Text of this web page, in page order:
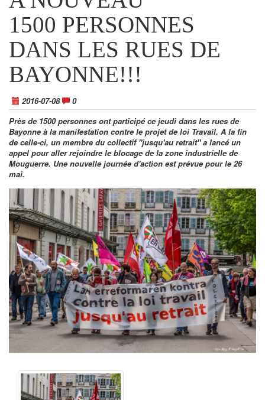
1500 PERSONNES
DANS LES RUES DE
BAYONNE!!!
2016-07-08
0
Près de 1500 personnes ont participé ce jeudi dans les rues de
Bayonne à la manifestation contre le projet de loi Travail. A la fin
de celle-ci, un membre du collectif "jusqu'au retrait" a lancé un
appel pour aller rejoindre le blocage de la zone industrielle de
Mouguerre. Une nouvelle journée d'action est prévue pour le 26
mai.